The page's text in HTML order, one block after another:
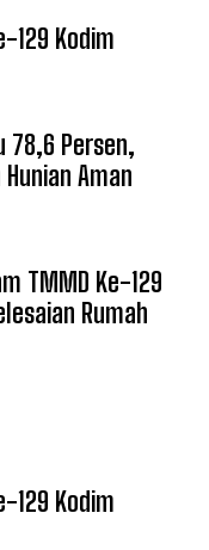
129 Kodim
78,6 Persen,
Aman
TMMD Ke-129
Rumah
129 Kodim